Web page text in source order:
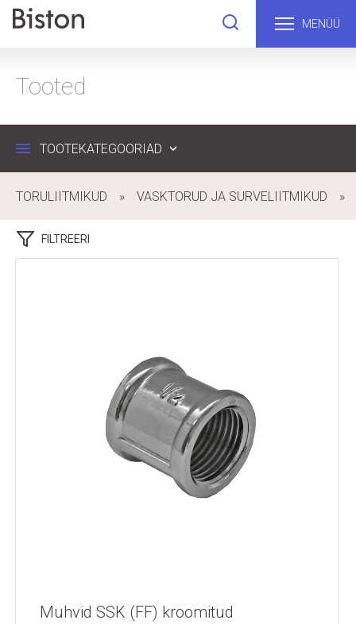
MENÜÜ
Tooted
TOOTEKATEGOORIAD
TORULIITMIKUD VASKTORUD JA SURVELIITMIKUD
FILTREERI
Muhvid SSK (FF) kroomitud